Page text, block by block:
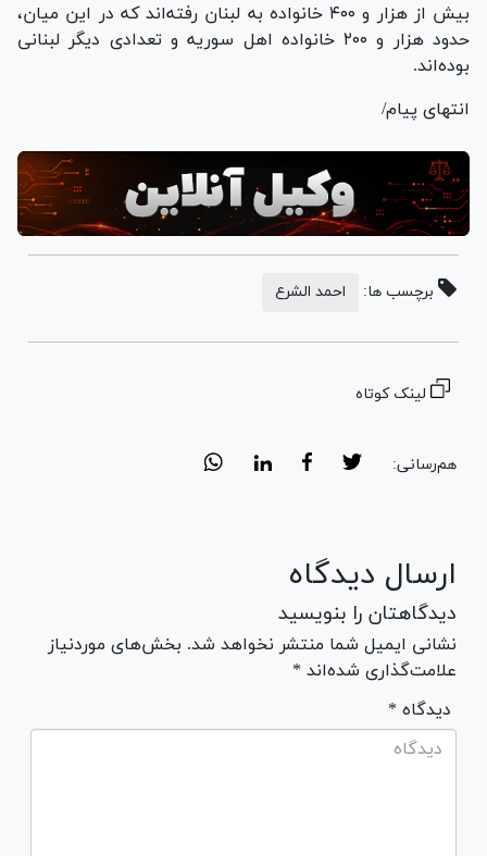
بیش از هزار و ۴۰۰ خانواده به لبنان رفته‌اند که در این میان،
حدود هزار و ۲۰۰ خانواده اهل سوریه و تعدادی دیگر لبنانی
بوده‌اند.
انتهای پیام/
برچسب ها: احمد الشرع
لینک کوتاه
هم‌رسانی:
ارسال دیدگاه
دیدگاهتان را بنویسید
نشانی ایمیل شما منتشر نخواهد شد. بخش‌های موردنیاز
علامت‌گذاری شده‌اند *
* دیدگاه